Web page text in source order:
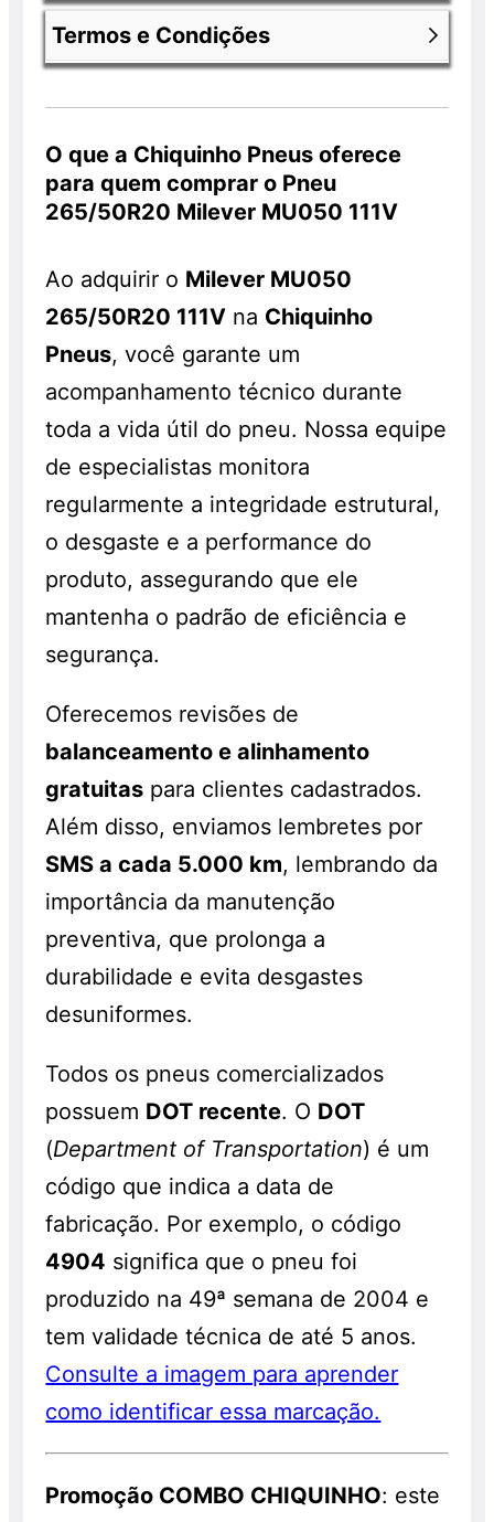
uma promoção e encontram-se com 30%
de desconto já aplicado. Os valores
anunciados com os descontos são válidos
exclusivamente para clientes que
realizem os serviços de montagem,
balanceamento e alinhamento, os quais
serão cobrados à parte. Os pneus
sem a realização do serviço, pelo preço
normal, sem o desconto. Promoção válida
enquanto durarem os estoques. Consulte!
Nossa política de privacidade você
consegue encontrar entrado na página
Política de Privacidade da Chiquinho
Termos e Condições
Você consegue vertermos e condições
da chiquinho pneus
acessando o link
anterior.
O que a Chiquinho Pneus oferece
para quem comprar o Pneu
265/50R20 Milever MU050 111V
Ao adquirir o Milever MU050
265/50R20 111V na Chiquinho
Pneus, você garante um
acompanhamento técnico durante
toda a vida útil do pneu. Nossa equipe
de especialistas monitora
regularmente a integridade estrutural,
o desgaste e a performance do
produto, assegurando que ele
mantenha o padrão de eficiência e
segurança.
Oferecemos revisões de
balanceamento e alinhamento
gratuitas para clientes cadastrados.
Além disso, enviamos lembretes por
SMS a cada 5.000 km, lembrando da
importância da manutenção
preventiva, que prolonga a
durabilidade e evita desgastes
desuniformes.
Todos os pneus comercializados
possuem DOT recente. O DOT
(Department of Transportation) é um
código que indica a data de
fabricação. Por exemplo, o código
4904 significa que o pneu foi
produzido na 49ª semana de 2004 e
tem validade técnica de até 5 anos.
Consulte a imagem para aprender
como identificar essa marcação.
Promoção COMBO CHIQUINHO: este